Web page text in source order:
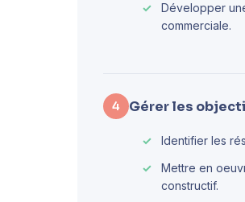
Développer
commerciale.
4 Gérer les
Identifier les
Mettre en
constructif.